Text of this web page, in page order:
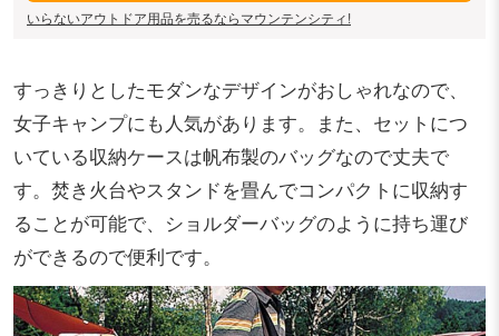
いらないアウトドア用品を売るならマウンテンシティ!
すっきりとしたモダンなデザインがおしゃれなので、
女子キャンプにも人気があります。また、セットにつ
いている収納ケースは帆布製のバッグなので丈夫で
す。焚き火台やスタンドを畳んでコンパクトに収納す
ることが可能で、ショルダーバッグのように持ち運び
ができるので便利です。